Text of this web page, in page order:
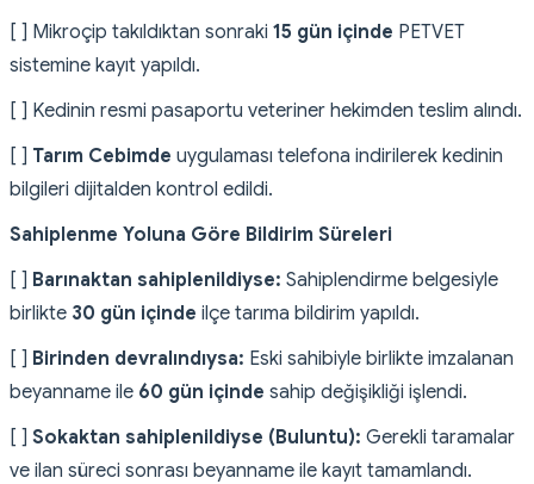
[ ] Mikroçip takıldıktan sonraki 15 gün içinde PETVET
sistemine kayıt yapıldı.
[ ] Kedinin resmi pasaportu veteriner hekimden teslim alındı.
[ ] Tarım Cebimde uygulaması telefona indirilerek kedinin
bilgileri dijitalden kontrol edildi.
Sahiplenme Yoluna Göre Bildirim Süreleri
[ ] Barınaktan sahiplenildiyse: Sahiplendirme belgesiyle
birlikte 30 gün içinde ilçe tarıma bildirim yapıldı.
[ ] Birinden devralındıysa: Eski sahibiyle birlikte imzalanan
beyanname ile 60 gün içinde sahip değişikliği işlendi.
[ ] Sokaktan sahiplenildiyse (Buluntu): Gerekli taramalar
ve ilan süreci sonrası beyanname ile kayıt tamamlandı.